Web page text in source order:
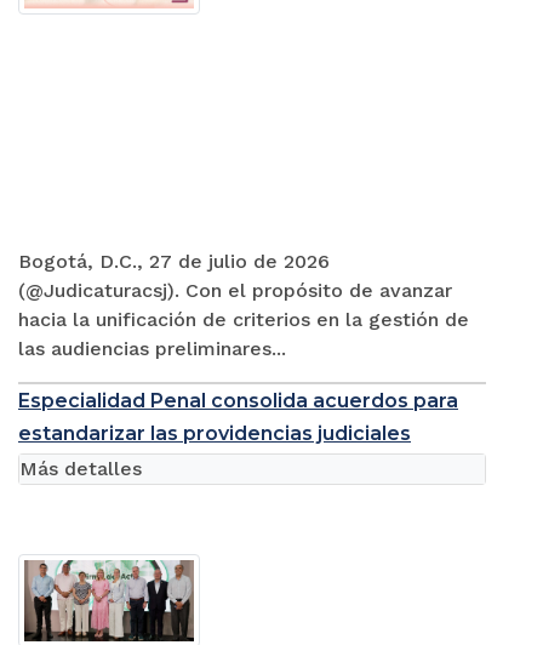
Bogotá, D.C., 27 de julio de 2026
(@Judicaturacsj). Con el propósito de avanzar
hacia la unificación de criterios en la gestión de
las audiencias preliminares...
Especialidad Penal consolida acuerdos para
estandarizar las providencias judiciales
Más detalles